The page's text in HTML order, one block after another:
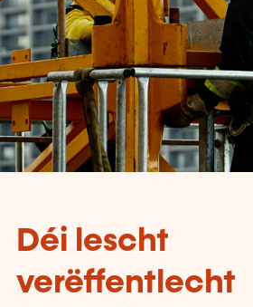
Déi lescht
verëffentlecht